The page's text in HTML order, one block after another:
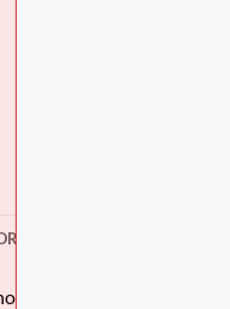
ADICIONAL
El Cavaleiro